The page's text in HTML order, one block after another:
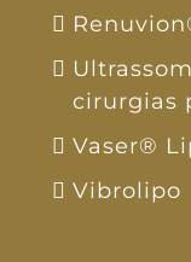
cirurgias
Vaser®
Vibrolipo